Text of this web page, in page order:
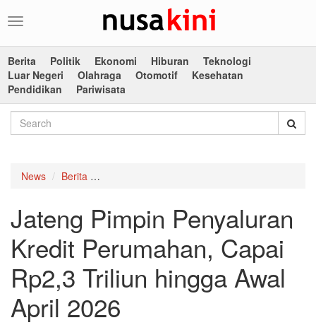
Toggle
Berita
Politik Ekonomi Hiburan
Teknologi
Luar Negeri
Olahraga Otomotif
Kesehatan
Pendidikan
Pariwisata
News Berita
Jateng Pimpin Penyaluran
Kredit Perumahan, Capai
Rp2,3 Triliun hingga Awal
April 2026